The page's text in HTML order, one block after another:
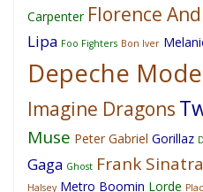
Carpenter Florence
Lipa Foo Fighters Bon Iver
Depeche Mode
Imagine Dragons
Muse Peter Gabriel Gorillaz
Gaga Ghost Frank Sinatra
Halsey Metro Boomin Lorde